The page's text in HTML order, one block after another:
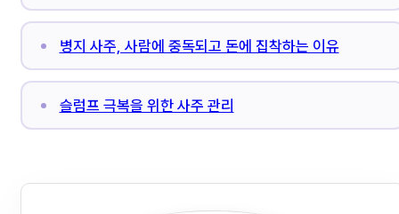
병지 사주, 사람에 중독되고 돈에 집착하는 이유
슬럼프 극복을 위한 사주 관리